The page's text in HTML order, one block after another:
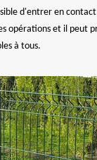
d'entrer en contact
opérations et il peut
à tous.